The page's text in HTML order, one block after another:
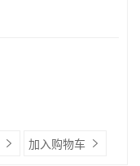
加入购物车